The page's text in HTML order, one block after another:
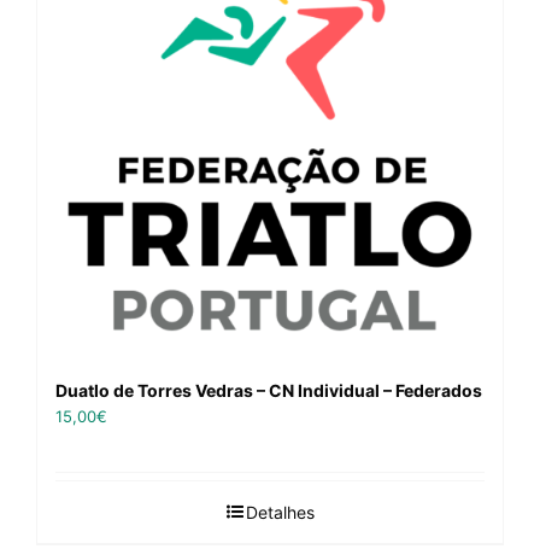
Duatlo de Torres Vedras – CN Individual – Federados
15,00€
Detalhes